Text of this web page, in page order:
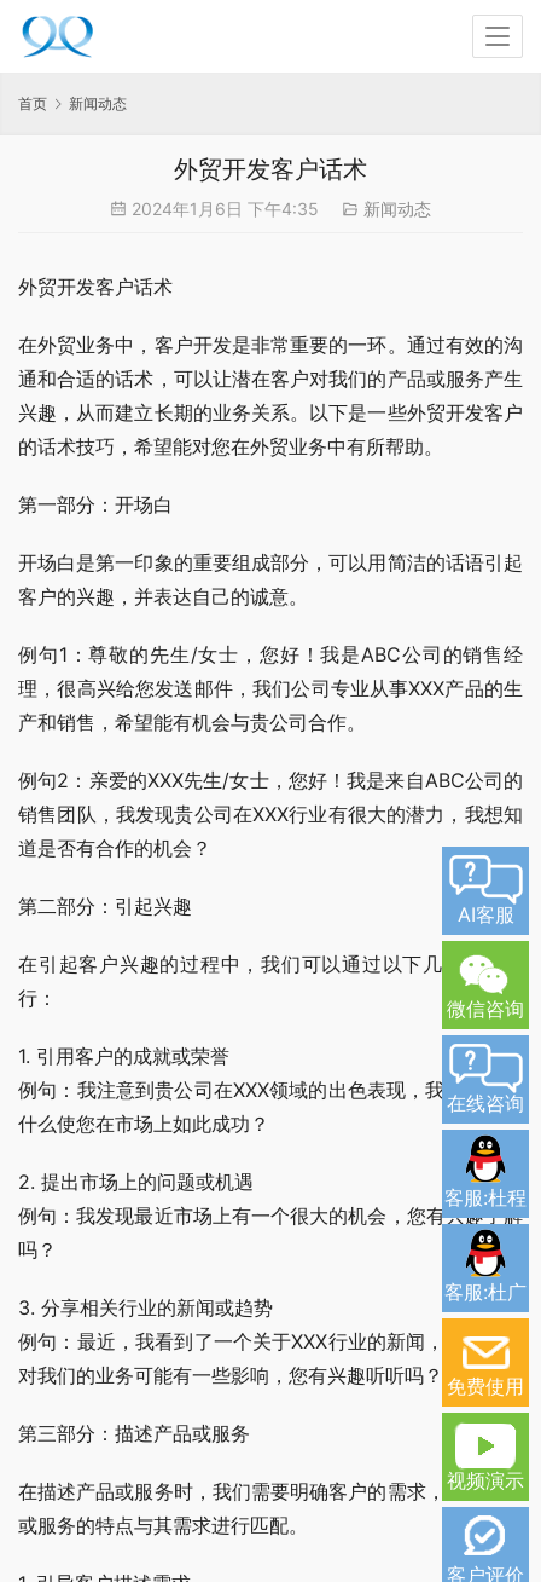
首页 新闻动态
外贸开发客户话术
2024年1月6日 下午4:35 新闻动态
外贸开发客户话术
在外贸业务中，客户开发是非常重要的一环。通过有效的沟
通和合适的话术，可以让潜在客户对我们的产品或服务产生
兴趣，从而建立长期的业务关系。以下是一些外贸开发客户
的话术技巧，希望能对您在外贸业务中有所帮助。
第一部分：开场白
开场白是第一印象的重要组成部分，可以用简洁的话语引起
客户的兴趣，并表达自己的诚意。
例句1：尊敬的先生/女士，您好！我是ABC公司的销售经
理，很高兴给您发送邮件，我们公司专业从事XXX产品的生
产和销售，希望能有机会与贵公司合作。
例句2：亲爱的XXX先生/女士，您好！我是来自ABC公司的
销售团队，我发现贵公司在XXX行业有很大的潜力，我想知
道是否有合作的机会？
第二部分：引起兴趣
在引起客户兴趣的过程中，我们可以通过以下几种方式进
行：
1. 引用客户的成就或荣誉
例句：我注意到贵公司在XXX领域的出色表现，我想知道是
什么使您在市场上如此成功？
2. 提出市场上的问题或机遇
例句：我发现最近市场上有一个很大的机会，您有兴趣了解
吗？
3. 分享相关行业的新闻或趋势
例句：最近，我看到了一个关于XXX行业的新闻，我觉得这
对我们的业务可能有一些影响，您有兴趣听听吗？
第三部分：描述产品或服务
在描述产品或服务时，我们需要明确客户的需求，并将产品
或服务的特点与其需求进行匹配。
AI客服
微信咨询
在线咨询
客服:杜程
客服:杜广
免费使用
视频演示
客户评价